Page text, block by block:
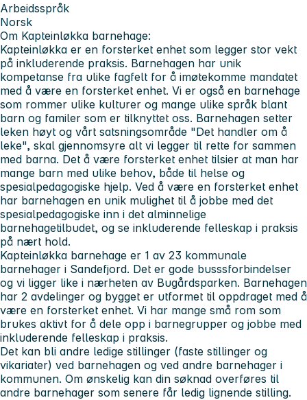
Arbeidsspråk
Norsk
Om Kapteinløkka barnehage:
Kapteinløkka er en forsterket enhet som legger stor vekt
på inkluderende praksis. Barnehagen har unik
kompetanse fra ulike fagfelt for å imøtekomme mandatet
med å være en forsterket enhet. Vi er også en barnehage
som rommer ulike kulturer og mange ulike språk blant
barn og familer som er tilknyttet oss. Barnehagen setter
leken høyt og vårt satsningsområde "Det handler om å
leke", skal gjennomsyre alt vi legger til rette for sammen
med barna. Det å være forsterket enhet tilsier at man har
mange barn med ulike behov, både til helse og
spesialpedagogiske hjelp. Ved å være en forsterket enhet
har barnehagen en unik mulighet til å jobbe med det
spesialpedagogiske inn i det alminnelige
barnehagetilbudet, og se inkluderende felleskap i praksis
på nært hold.
Kapteinløkka barnehage er 1 av 23 kommunale
barnehager i Sandefjord. Det er gode busssforbindelser
og vi ligger like i nærheten av Bugårdsparken. Barnehagen
har 2 avdelinger og bygget er utformet til oppdraget med å
være en forsterket enhet. Vi har mange små rom som
brukes aktivt for å dele opp i barnegrupper og jobbe med
inkluderende felleskap i praksis.
Det kan bli andre ledige stillinger (faste stillinger og
vikariater) ved barnehagen og ved andre barnehager i
kommunen. Om ønskelig kan din søknad overføres til
andre barnehager som senere får ledig lignende stilling.